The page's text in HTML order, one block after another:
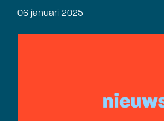
06 januari 2025